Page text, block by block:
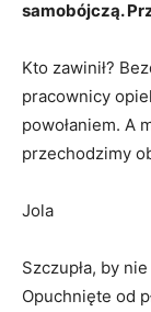
samobójczą.
Kto zawinił?
pracownicy
powołaniem. A
przechodzimy
Jola
Szczupła, by
Opuchnięte od